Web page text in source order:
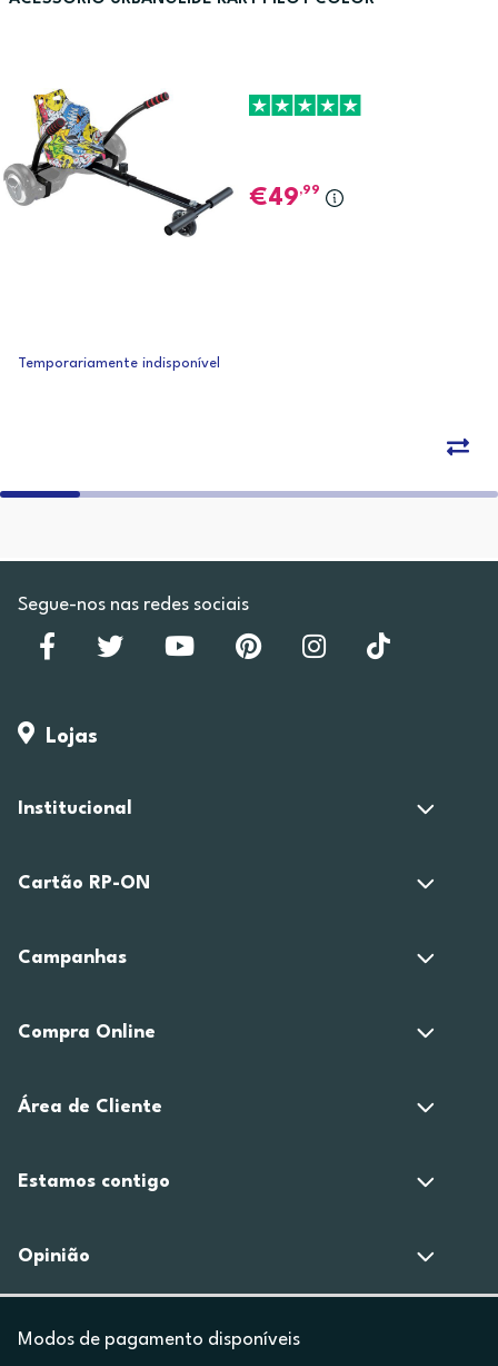
49,99
Temporariamente indisponível
Segue-nos nas redes sociais
Lojas
Institucional
Cartão RP-ON
Campanhas
Compra Online
Área de Cliente
Estamos contigo
Opinião
Modos de pagamento disponíveis